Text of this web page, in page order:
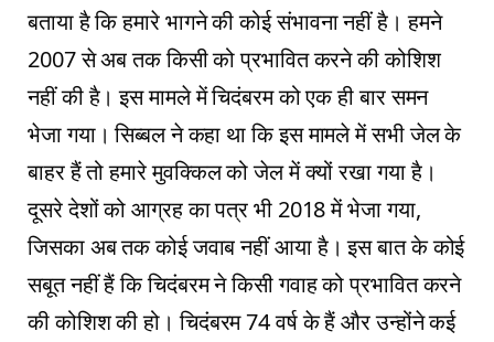
बताया है कि हमारे भागने की कोई संभावना नहीं है। हमने
2007 से अब तक किसी को प्रभावित करने की कोशिश
नहीं की है। इस मामले में चिदंबरम को एक ही बार समन
भेजा गया। सिब्बल ने कहा था कि इस मामले में सभी जेल के
बाहर हैं तो हमारे मुवक्किल को जेल में क्यों रखा गया है।
दूसरे देशों को आग्रह का पत्र भी 2018 में भेजा गया,
जिसका अब तक कोई जवाब नहीं आया है। इस बात के कोई
सबूत नहीं हैं कि चिदंबरम ने किसी गवाह को प्रभावित करने
की कोशिश की हो। चिदंबरम 74 वर्ष के हैं और उन्होंने कई